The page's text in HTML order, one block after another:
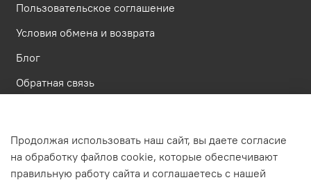
Пользовательское соглашение
Условия обмена и возврата
Блог
Обратная связь
Крымская Правда, д.6, пом. 23
Продолжая использовать наш сайт, вы даете согласие
на обработку файлов cookie, которые обеспечивают
правильную работу сайта и соглашаетесь с нашей